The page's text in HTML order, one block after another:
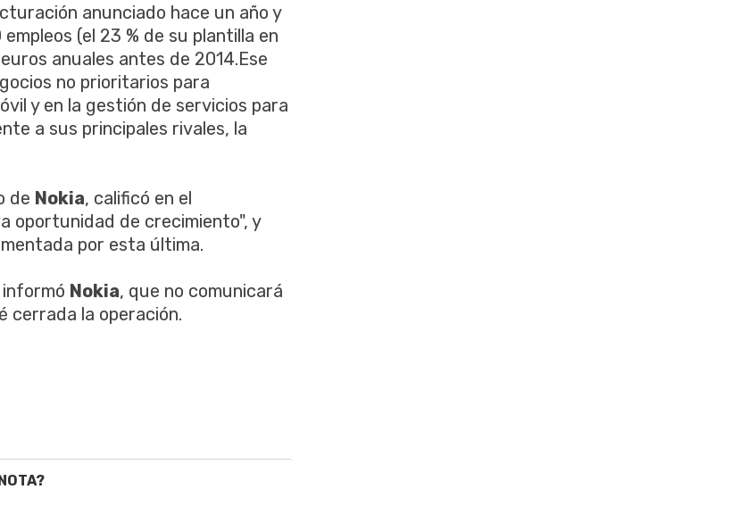
anunciado hace un año y
(el 23 % de su plantilla en
anuales antes de 2014.Ese
no prioritarios para
y en la gestión de servicios para
a sus principales rivales, la
de Nokia, calificó en el
oportunidad de crecimiento", y
por esta última.
informó Nokia, que no comunicará
cerrada la operación.